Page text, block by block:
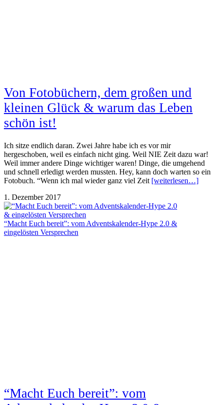
Von Fotobüchern, dem großen und
kleinen Glück & warum das Leben
schön ist!
Ich sitze endlich daran. Zwei Jahre habe ich es vor mir
hergeschoben, weil es einfach nicht ging. Weil NIE Zeit dazu war!
Weil immer andere Dinge wichtiger waren! Dinge, die umgehend
und schnell erledigt werden mussten. Hey, kann doch warten so ein
Fotobuch. “Wenn ich mal wieder ganz viel Zeit [weiterlesen…]
1. Dezember 2017
“Macht Euch bereit”: vom Adventskalender-Hype 2.0 &
eingelösten Versprechen
“Macht Euch bereit”: vom